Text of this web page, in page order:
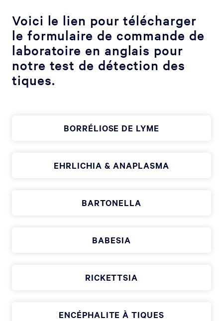
Voici le lien pour télécharger
le formulaire de commande de
laboratoire en anglais pour
notre test de détection des
tiques.
BORRÉLIOSE DE LYME
EHRLICHIA & ANAPLASMA
BARTONELLA
BABESIA
RICKETTSIA
ENCÉPHALITE À TIQUES